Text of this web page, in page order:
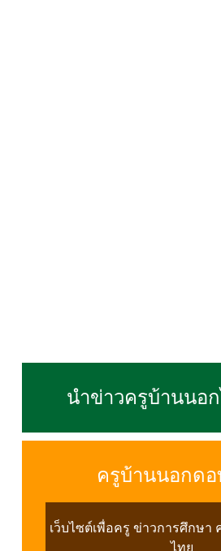
นำข่าวครูบ้านนอ
ครูบ้านนอกด
เว็บไซต์เพื่อครู ข่าวการศึกษา
ไทย